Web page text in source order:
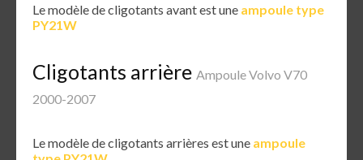
Le modèle de cligotants avant est une ampoule type
PY21W
Cligotants arrière Ampoule Volvo V70
2000-2007
Le modèle de cligotants arrières est une ampoule